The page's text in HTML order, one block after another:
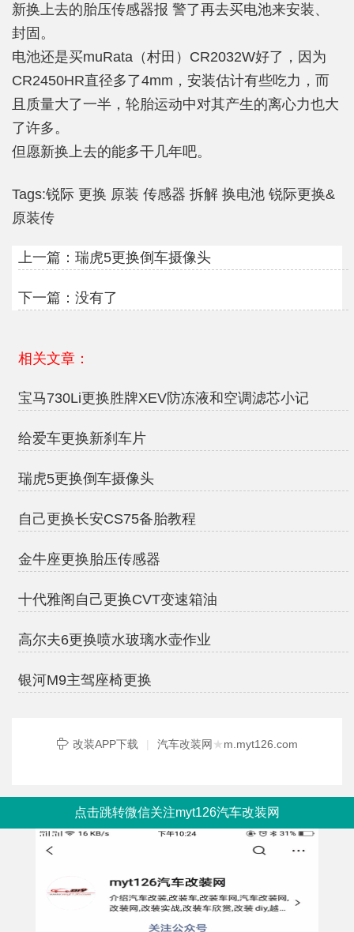
新换上去的胎压传感器报 警了再去买电池来安装、
封固。
电池还是买muRata（村田）CR2032W好了，因为
CR2450HR直径多了4mm，安装估计有些吃力，而
且质量大了一半，轮胎运动中对其产生的离心力也大
了许多。
但愿新换上去的能多干几年吧。
Tags:锐际 更换 原装 传感器 拆解 换电池 锐际更换&
原装传
上一篇： 瑞虎5更换倒车摄像头
下一篇：没有了
相关文章：
宝马730Li更换胜牌XEV防冻液和空调滤芯小记
给爱车更换新刹车片
瑞虎5更换倒车摄像头
自己更换长安CS75备胎教程
金牛座更换胎压传感器
十代雅阁自己更换CVT变速箱油
高尔夫6更换喷水玻璃水壶作业
银河M9主驾座椅更换
改装APP下载 | 汽车改装网★m.myt126.com
点击跳转微信关注myt126汽车改装网